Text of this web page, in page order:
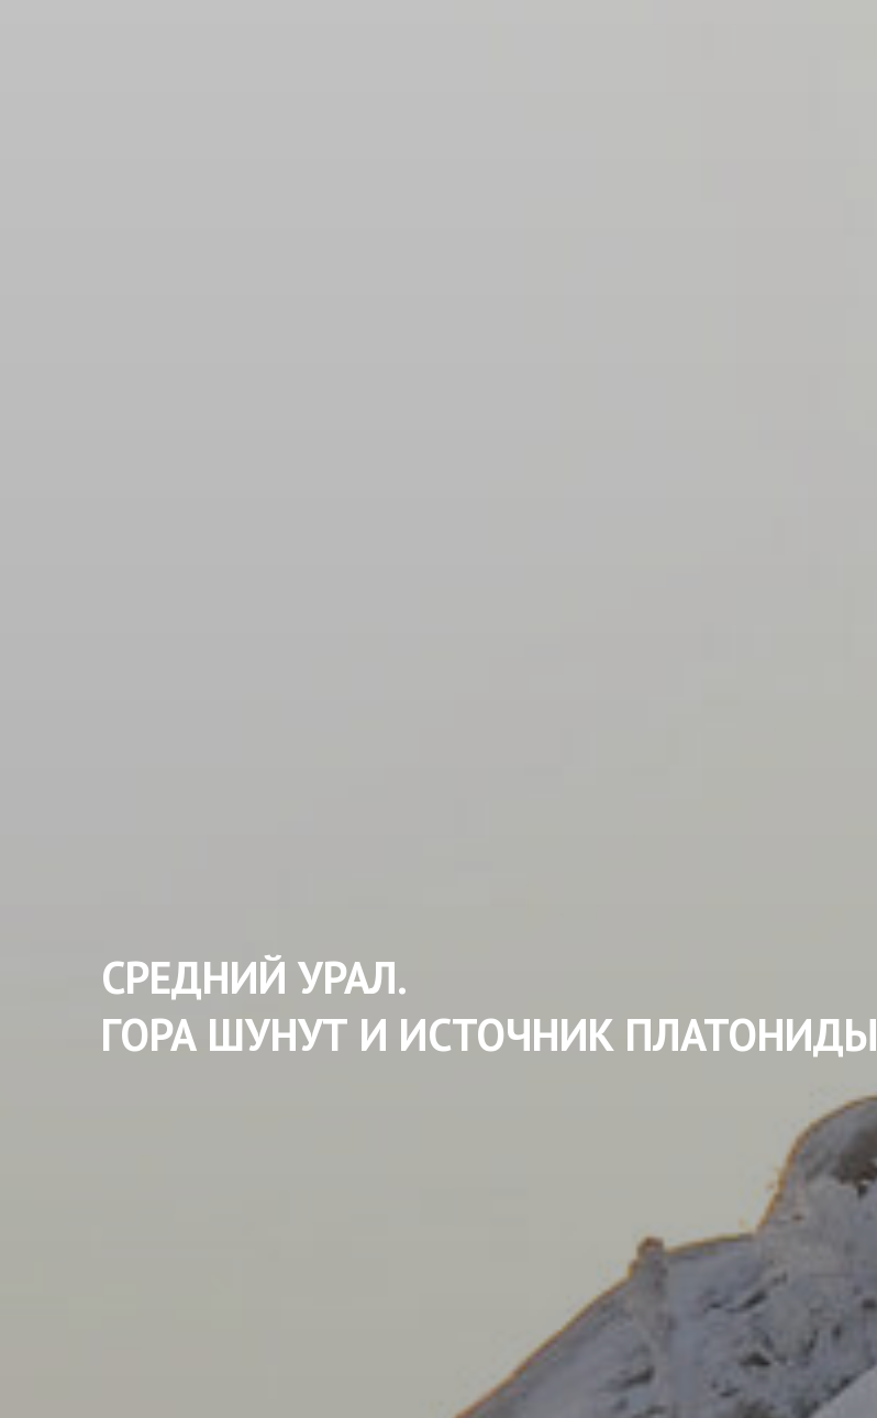
СРЕДНИЙ УРАЛ.
ГОРА ШУНУТ И ИСТОЧНИК ПЛАТОНИДЫ